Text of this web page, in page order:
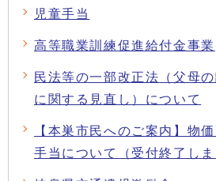
児童手当
高等職業訓練促進給付金事業
民法等の一部改正法（父母
に関する見直し）について
【本巣市民へのご案内】物
手当について（受付終了しま